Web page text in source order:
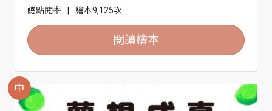
總點閱率
繪本9,125次
閱讀繪本
中